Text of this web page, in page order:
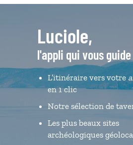
Luciole,
l'appli qui vous
L’itinéraire vers votre
en 1 clic
Notre sélection de
Les plus beaux sites
archéologiques